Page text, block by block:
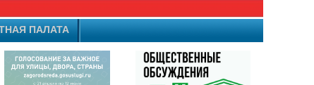
ПАЛАТА